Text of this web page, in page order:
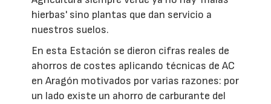
hierbas' sino plantas que dan servicio a
nuestros suelos.
En esta Estación se dieron cifras reales de
ahorros de costes aplicando técnicas de AC
en Aragón motivados por varias razones: por
un lado existe un ahorro de carburante del